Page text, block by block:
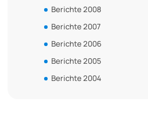
Berichte 2008
Berichte 2007
Berichte 2006
Berichte 2005
Berichte 2004